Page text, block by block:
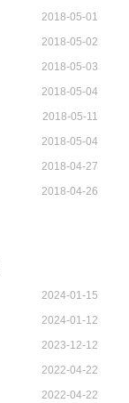
2018-05-01
2018-05-02
2018-05-03
2018-05-04
2018-05-11
2018-05-04
2018-04-27
2018-04-26
2024-01-15
2024-01-12
2023-12-12
2022-04-22
2022-04-22